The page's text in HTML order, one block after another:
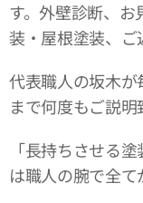
す。外壁診断、
装・屋根塗装、
代表職人の坂木
まで何度もご説明
「長持ちさせる
は職人の腕で全て